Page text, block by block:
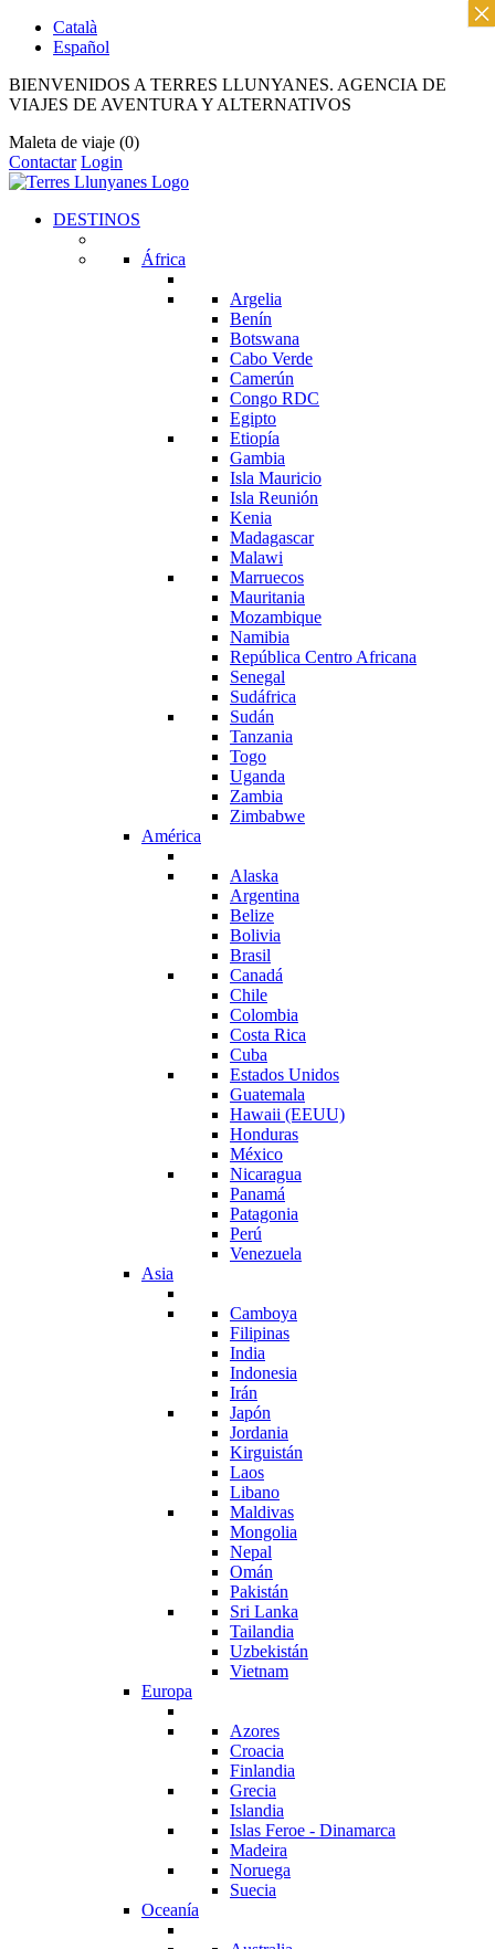
Català
Español
BIENVENIDOS A TERRES LLUNYANES. AGENCIA DE
VIAJES DE AVENTURA Y ALTERNATIVOS
Maleta de viaje (0)
Contactar Login
DESTINOS
África
Argelia
Benín
Botswana
Cabo Verde
Camerún
Congo RDC
Egipto
Etiopía
Gambia
Isla Mauricio
Isla Reunión
Kenia
Madagascar
Malawi
Marruecos
Mauritania
Mozambique
Namibia
República Centro Africana
Senegal
Sudáfrica
Sudán
Tanzania
Togo
Uganda
Zambia
Zimbabwe
América
Alaska
Argentina
Belize
Bolivia
Brasil
Canadá
Chile
Colombia
Costa Rica
Cuba
Estados Unidos
Guatemala
Hawaii (EEUU)
Honduras
México
Nicaragua
Panamá
Patagonia
Perú
Venezuela
Asia
Camboya
Filipinas
India
Indonesia
Irán
Japón
Jordania
Kirguistán
Laos
Libano
Maldivas
Mongolia
Nepal
Omán
Pakistán
Sri Lanka
Tailandia
Uzbekistán
Vietnam
Europa
Azores
Croacia
Finlandia
Grecia
Islandia
Islas Feroe - Dinamarca
Madeira
Noruega
Suecia
Oceanía
×